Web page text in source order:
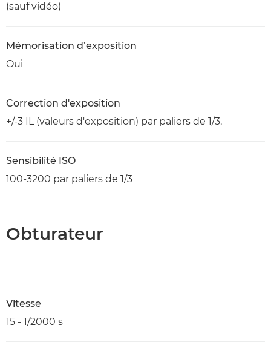
(sauf vidéo)
Mémorisation d’exposition
Oui
Correction d'exposition
+/-3 IL (valeurs d'exposition) par paliers de 1/3.
Sensibilité ISO
100-3200 par paliers de 1/3
Obturateur
Vitesse
15 - 1/2000 s